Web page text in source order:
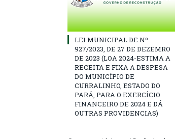
LEI MUNICIPAL DE Nº
927/2023, DE 27 DE DEZEMRO
DE 2023 (LOA 2024-ESTIMA A
RECEITA E FIXA A DESPESA
DO MUNICÍPIO DE
CURRALINHO, ESTADO DO
PARÁ, PARA O EXERCÍCIO
FINANCEIRO DE 2024 E DÁ
OUTRAS PROVIDENCIAS)